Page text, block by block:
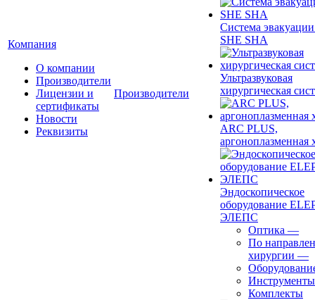
Компания
О компании
Производители
Лицензии и
сертификаты
Новости
Реквизиты
Производители
Система
SHE SHA
Ультразвуковая
хирургическая
ARC PLUS,
аргоноплазменная
Эндоскопическое
оборудование
ЭЛЕПС
Оптика —
По
хирургии —
Инструменты
Комплекты